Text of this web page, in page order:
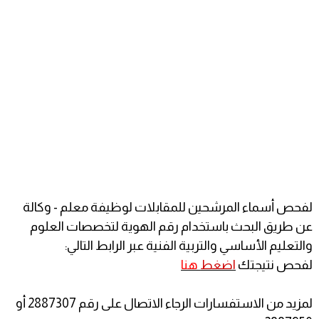
لفحص أسماء المرشحين للمقابلات لوظيفة معلم - وكالة
عن طريق البحث باستخدام رقم الهوية لتخصصات العلوم
والتعليم الأساسي والتربية الفنية عبر الرابط التالي:
لفحص نتيجتك اضغط هنا
لمزيد من الاستفسارات الرجاء الاتصال على رقم 2887307 أو